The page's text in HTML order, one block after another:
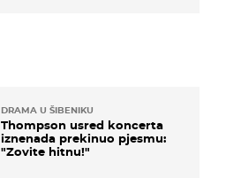
DRAMA U ŠIBENIKU
Thompson usred koncerta
iznenada prekinuo pjesmu:
"Zovite hitnu!"